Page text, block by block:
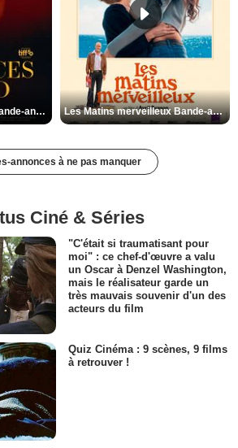
Les Silences de Riyad Bande-annonce VO STFR Les Matins merveilleux Bande-annonce VF
annonces à ne pas manquer
Ciné & Séries
"C'était si traumatisant pour
moi" : ce chef-d'œuvre a valu
un Oscar à Denzel Washington,
mais le réalisateur garde un
très mauvais souvenir d'un des
acteurs du film
Quiz Cinéma : 9 scènes, 9 films
à retrouver !